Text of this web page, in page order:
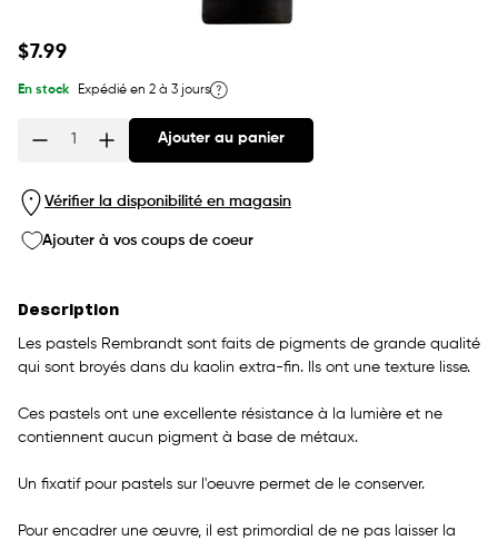
Prix
$7.99
En stock Expédié en 2 à 3 jours
Ajouter au panier
Vérifier la disponibilité en magasin
Ajouter à vos coups de coeur
Description
Les pastels Rembrandt sont faits de pigments de grande qualité
qui sont broyés dans du kaolin extra-fin. Ils ont une texture lisse.
Ces pastels ont une excellente résistance à la lumière et ne
contiennent aucun pigment à base de métaux.
Un fixatif pour pastels sur l'oeuvre permet de le conserver.
Pour encadrer une œuvre, il est primordial de ne pas laisser la